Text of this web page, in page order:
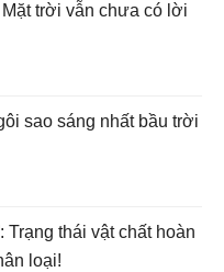
trời vẫn chưa có lời
sao sáng nhất bầu trời
Trạng thái vật chất hoàn
loại!